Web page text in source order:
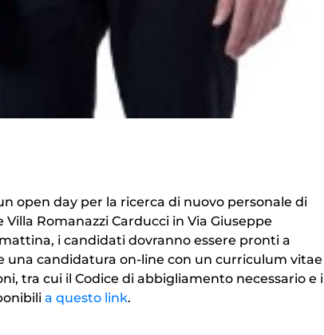
open day per la ricerca di nuovo personale di
Romanazzi Carducci in Via Giuseppe
i candidati dovranno essere pronti a
una candidatura on-line con un curriculum vitae
tra cui il Codice di abbigliamento necessario e i
a questo link.